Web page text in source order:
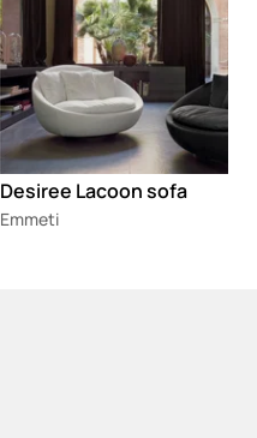
Desiree Lacoon sofa
Emmeti